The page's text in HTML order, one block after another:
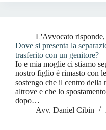
L'Avvocato risponde,
Dove si presenta la
trasferito con un genitore?
Io e mia moglie ci stiamo
nostro figlio è rimasto con
sostengo che il centro della
altrove e che lo
dopo…
Avv. Daniel Cibin